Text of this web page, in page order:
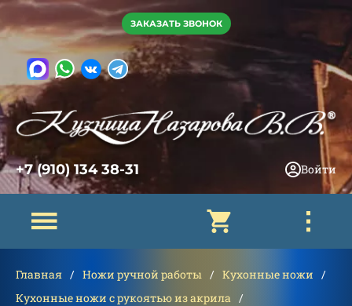
ЗАКАЗАТЬ ЗВОНОК
+7 (910) 134 38-31 Войти
Главная Ножи ручной работы
Кухонные ножи
Кухонные ножи с рукоятью из акрила